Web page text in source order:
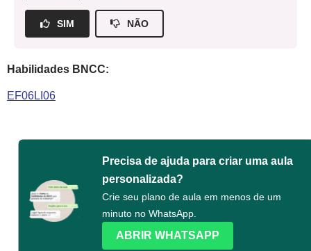
SIM NÃO
Habilidades BNCC:
EF06LI06
Precisa de ajuda para criar uma aula
personalizada?
Crie seu plano de aula em menos de um
minuto no WhatsApp.
ABRIR WHATSAPP